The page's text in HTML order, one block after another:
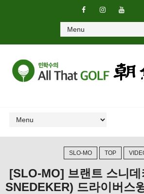
SLO-MO TOP
[SLO-MO] 브랜트 스니
SNEDEKER) 드라이버스